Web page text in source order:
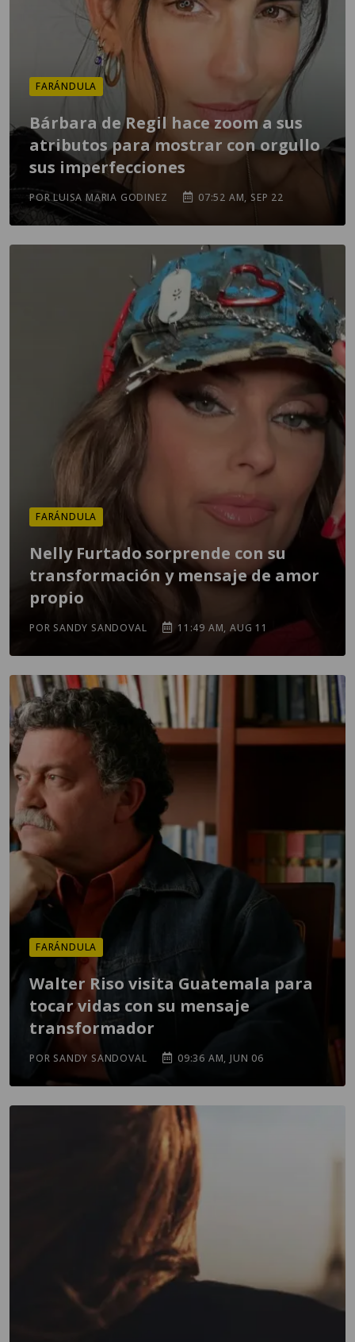
FARÁNDULA
Bárbara de Regil hace zoom a sus
atributos para mostrar con orgullo
sus imperfecciones
POR LUISA MARIA GODINEZ 07:52 AM, SEP 22
FARÁNDULA
Nelly Furtado sorprende con su
transformación y mensaje de amor
propio
POR SANDY SANDOVAL 11:49 AM, AUG 11
FARÁNDULA
Walter Riso visita Guatemala para
tocar vidas con su mensaje
transformador
POR SANDY SANDOVAL 09:36 AM, JUN 06